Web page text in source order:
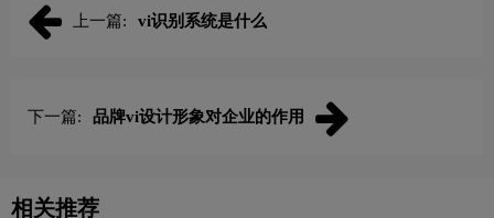
上一篇: vi识别系统是什么
下一篇: 品牌vi设计形象对企业的作用
相关推荐